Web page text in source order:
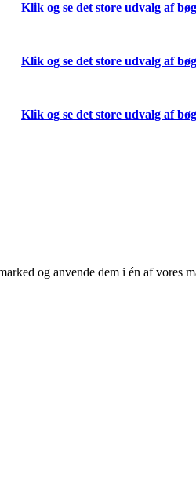
Klik og se det store udvalg af
Klik og se det store udvalg af
Klik og se det store udvalg af
og anvende dem i én af vores